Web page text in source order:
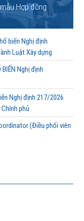
Hợp đồng
biến Nghị định
Luật Xây dựng
BIẾN Nghị định
Nghị định 217/2026
phủ
(Điều phối viên